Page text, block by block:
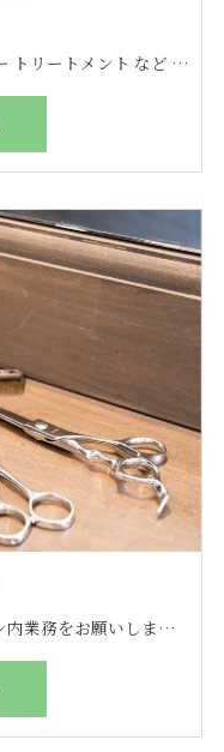
受付・カウンセリング カット&カラー トリートメント など ※客層の男女比は6：4
施術 受付 カウンセリング など サロン内業務をお願いします！ その他に付随する業務もお任せします◎